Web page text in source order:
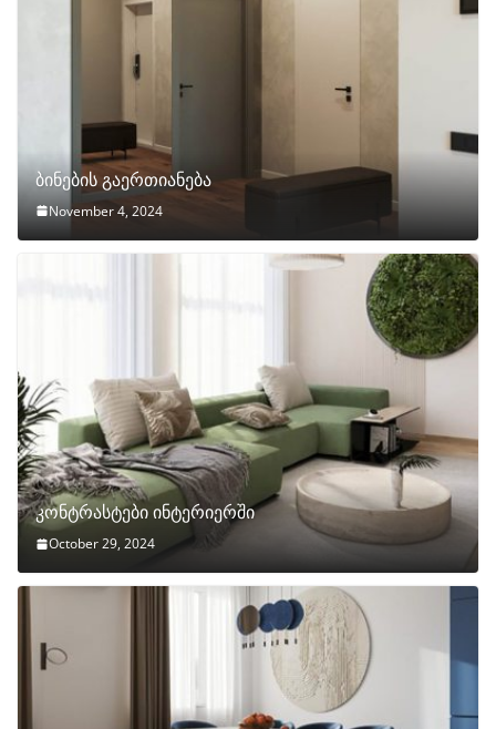
ბინების გაერთიანება
November 4, 2024
კონტრასტები ინტერიერში
October 29, 2024